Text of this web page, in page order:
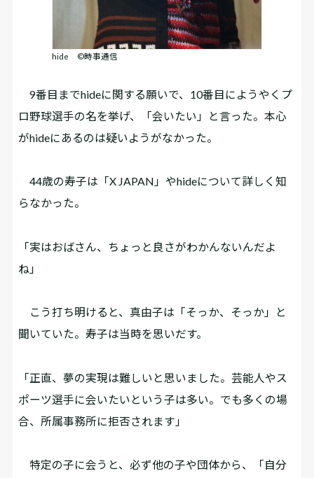
hide ©時事通信
9番目までhideに関する願いで、10番目にようやくプ
ロ野球選手の名を挙げ、「会いたい」と言った。本心
がhideにあるのは疑いようがなかった。
44歳の寿子は「X JAPAN」やhideについて詳しく知
らなかった。
「実はおばさん、ちょっと良さがわかんないんだよ
ね」
こう打ち明けると、真由子は「そっか、そっか」と
聞いていた。寿子は当時を思いだす。
「正直、夢の実現は難しいと思いました。芸能人やス
ポーツ選手に会いたいという子は多い。でも多くの場
合、所属事務所に拒否されます」
特定の子に会うと、必ず他の子や団体から、「自分